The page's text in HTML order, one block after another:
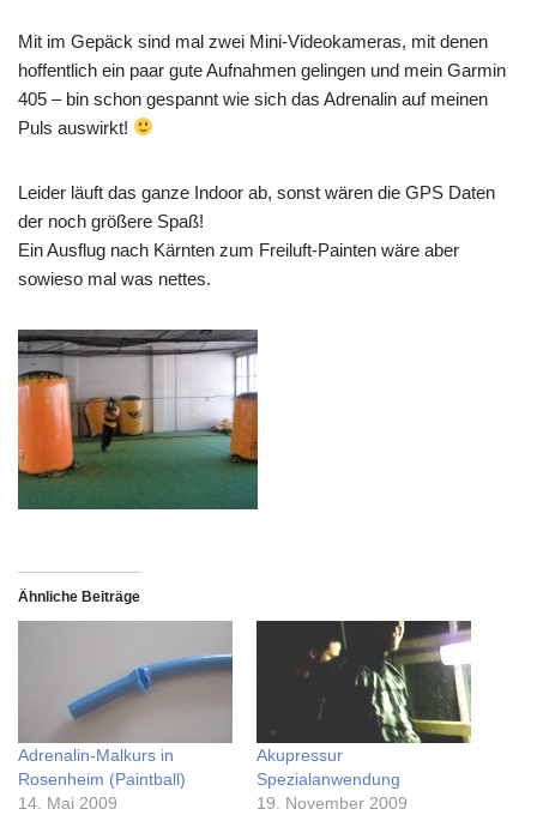
Mit im Gepäck sind mal zwei Mini-Videokameras, mit denen
hoffentlich ein paar gute Aufnahmen gelingen und mein Garmin
405 – bin schon gespannt wie sich das Adrenalin auf meinen
Puls auswirkt!
Leider läuft das ganze Indoor ab, sonst wären die GPS Daten
der noch größere Spaß!
Ein Ausflug nach Kärnten zum Freiluft-Painten wäre aber
sowieso mal was nettes.
Ähnliche Beiträge
Adrenalin-Malkurs in
Rosenheim (Paintball)
14. Mai 2009
Akupressur
Spezialanwendung
19. November 2009